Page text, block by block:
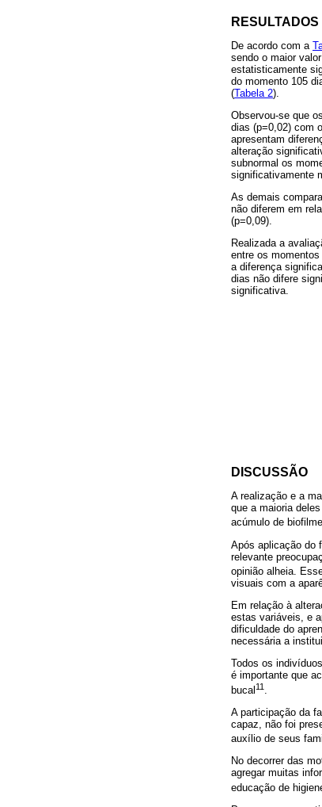
RESULTADOS
De acordo com a
sendo o maior
estatisticamente
do momento 105
(Tabela 2).
Observou-se que
dias (p=0,02) com
apresentam
alteração
subnormal os
significativamente
As demais
não diferem em
(p=0,09).
Realizada a
entre os
a diferença
dias não difere
significativa.
DISCUSSÃO
A realização e a
que a maioria
acúmulo de
Após aplicação do
relevante
opinião alheia.
visuais com a
Em relação à
estas variáveis, e
dificuldade do
necessária a
Todos os
é importante que
bucal11
A participação da
capaz, não foi
auxílio de seus
No decorrer das
agregar muitas
educação de